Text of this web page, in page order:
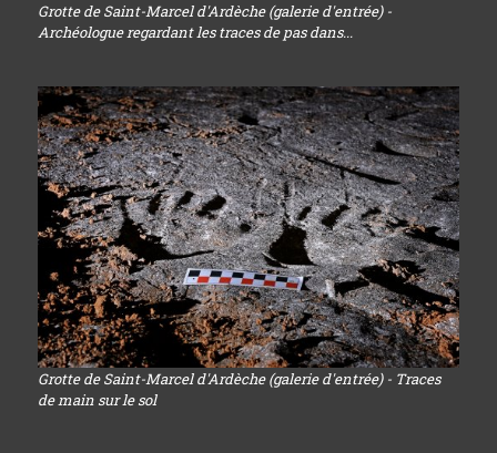
Grotte de Saint-Marcel d'Ardèche (galerie d'entrée) -
Archéologue regardant les traces de pas dans...
Grotte de Saint-Marcel d'Ardèche (galerie d'entrée) - Traces
de main sur le sol